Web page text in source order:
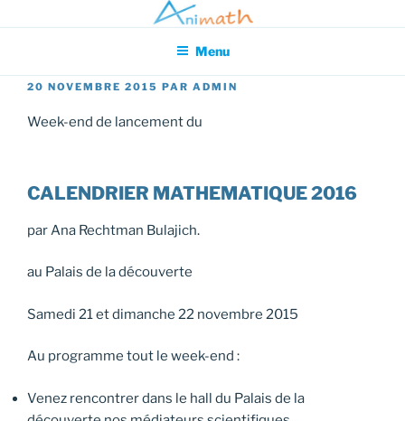
au
principal
Association pour l'Animation en Mathématiques
Menu
PUBLIÉ
20 NOVEMBRE 2015 PAR ADMIN
Week-end de lancement du
CALENDRIER MATHEMATIQUE 2016
par Ana Rechtman Bulajich.
au Palais de la découverte
Samedi 21 et dimanche 22 novembre 2015
Au programme tout le week-end :
Venez rencontrer dans le hall du Palais de la